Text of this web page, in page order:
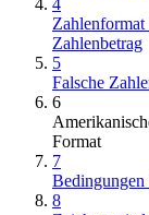
Zahlenbetrag
5
Falsche
6
Format
7
8